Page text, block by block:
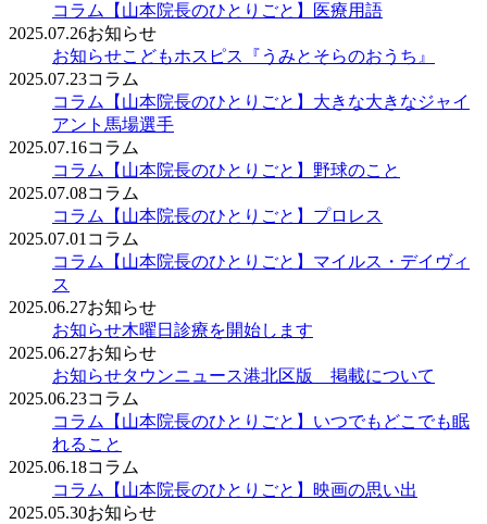
コラム
【山本院長のひとりごと】医療用語
2025.07.26お知らせ
お知らせこどもホスピス『うみとそらのおうち』
2025.07.23コラム
コラム
【山本院長のひとりごと】大きな大きなジャイ
アント馬場選手
2025.07.16コラム
コラム
【山本院長のひとりごと】野球のこと
2025.07.08コラム
コラム
【山本院長のひとりごと】プロレス
2025.07.01 コラム
コラム
【山本院長のひとりごと】マイルス・デイヴィ
ス
2025.06.27お知らせ
お知らせ木曜日診療を開始します
2025.06.27お知らせ
お知らせタウンニュース港北区版 掲載について
2025.06.23コラム
コラム
【山本院長のひとりごと】いつでもどこでも眠
れること
2025.06.18コラム
コラム
【山本院長のひとりごと】映画の思い出
2025.05.30お知らせ